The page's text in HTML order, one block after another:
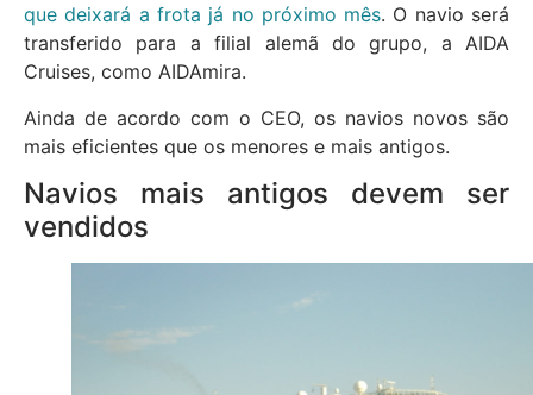
que deixará a frota já no próximo mês. O navio será
transferido para a filial alemã do grupo, a AIDA
Cruises, como AIDAmira.
Ainda de acordo com o CEO, os navios novos são
mais eficientes que os menores e mais antigos.
Navios mais antigos devem ser
vendidos